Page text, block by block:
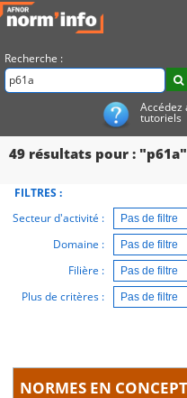
Recherche :
Accédez
tutoriels
49 résultats pour : "p61a"
FILTRES :
Secteur d'activité :
Domaine :
Filière :
Plus de critères :
NORMES EN